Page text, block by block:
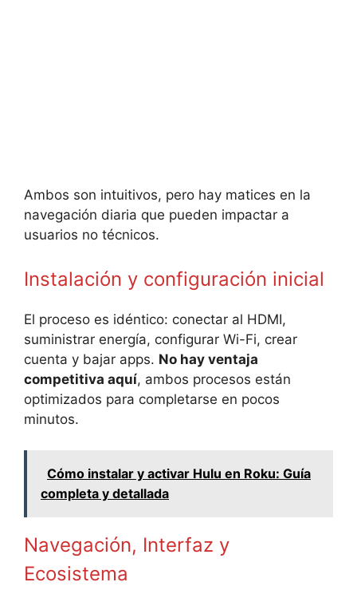
Ambos son intuitivos, pero hay matices en la
navegación diaria que pueden impactar a
usuarios no técnicos.
Instalación y configuración inicial
El proceso es idéntico: conectar al HDMI,
suministrar energía, configurar Wi-Fi, crear
cuenta y bajar apps. No hay ventaja
competitiva aquí, ambos procesos están
optimizados para completarse en pocos
minutos.
Cómo instalar y activar Hulu en Roku: Guía
completa y detallada
Navegación, Interfaz y
Ecosistema